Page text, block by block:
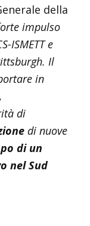
della
impulso
ISMETT e
Il
in
di
di nuove
di un
nel Sud